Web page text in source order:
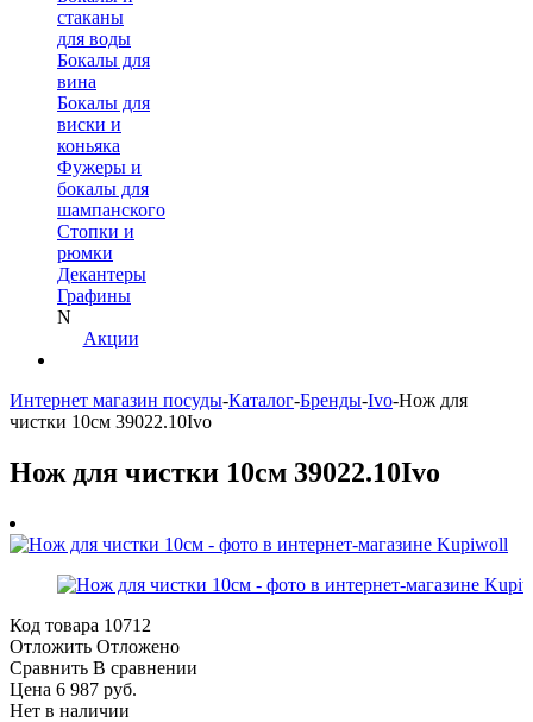
стаканы
для воды
Бокалы для
вина
Бокалы для
виски и
коньяка
Фужеры и
бокалы для
шампанского
Стопки и
рюмки
Декантеры
Графины
N
Акции
Интернет магазин посуды-Каталог-Бренды-Ivo-Нож для
чистки 10см 39022.10Ivo
Нож для чистки 10см 39022.10Ivo
Код товара 10712
Отложить Отложено
Сравнить В сравнении
Цена 6 987 руб.
Нет в наличии